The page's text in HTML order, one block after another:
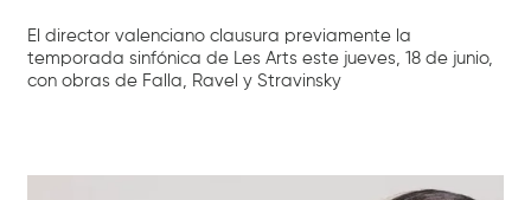
El director valenciano clausura previamente la
temporada sinfónica de Les Arts este jueves, 18 de junio,
con obras de Falla, Ravel y Stravinsky